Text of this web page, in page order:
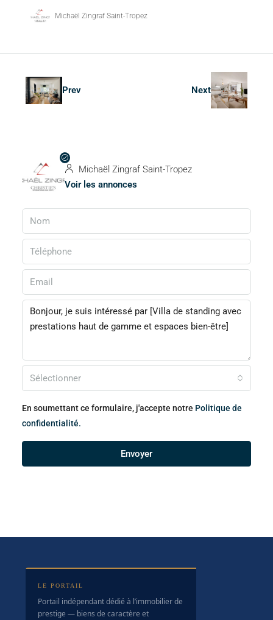
Michaël Zingraf Saint-Tropez
Prev Next
Michaël Zingraf Saint-Tropez
Voir les annonces
Sélectionner
En soumettant ce formulaire, j'accepte notre Politique de
confidentialité.
Envoyer
LE PORTAIL
Portail indépendant dédié à l’immobilier de
prestige — biens de caractère et